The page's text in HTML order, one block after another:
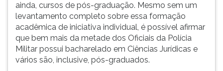
ainda, cursos de pós-graduação. Mesmo sem um
levantamento completo sobre essa formação
acadêmica de iniciativa individual, é possível afirmar
que bem mais da metade dos Oficiais da Polícia
Militar possui bacharelado em Ciências Jurídicas e
vários são, inclusive, pós-graduados.